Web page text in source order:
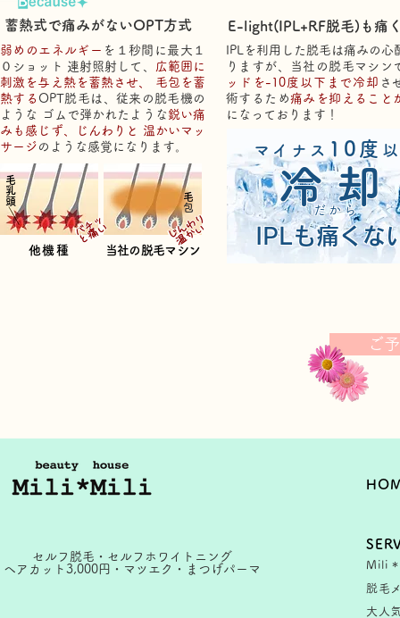
マイナス 10度
冷却
だから
​IPLも痛くな
蓄熱式で痛みがないOPT方式
弱めのエネルギー を１秒間に最大１
０ショット 連射照射して、 広範囲に
刺激を与え熱を蓄熱させ、 毛包を蓄
熱する OPT脱毛は、従来の脱毛機の
ような ゴムで弾かれたような 鋭い痛
みも感じず、じんわりと 温かいマッ
サージ のような感覚になります。
毛
乳
頭
他機種 当社の脱毛マシン
じんわり
​温かい
毛
包
バチッ
と痛い
E-light(IPL+RF脱毛)も痛
IPLを利用した脱毛は痛みの心
りますが、当社の脱毛マシン
ッドを-10度以下まで冷却 さ
術するため痛みを抑えること
になっております！
ご
セルフ脱毛・セルフホワイトニング
ヘアカット3,000円・マツエク・まつげパーマ
Mili
脱毛
大人